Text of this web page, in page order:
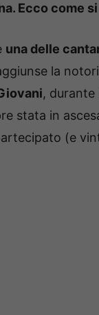
Ecco come
una delle
la
, durante
stata in
(e